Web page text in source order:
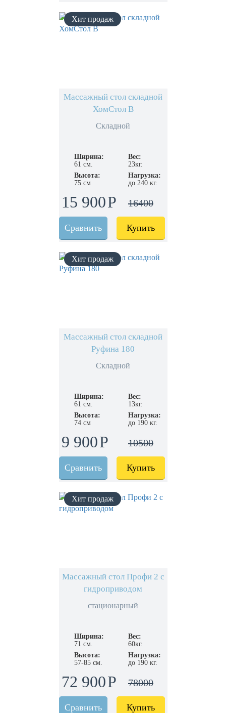
Массажный стол складной
ХомСтол B
Складной
Ширина:
61 см.
Вес:
23кг.
Высота:
75 см
Нагрузка:
до 240 кг.
15 900 16400
Сравнить Купить
Массажный стол складной
Руфина 180
Складной
Ширина:
61 см.
Вес:
13кг.
Высота:
74 см
Нагрузка:
до 190 кг.
9 900 10500
Сравнить Купить
Массажный стол Профи 2 с
гидроприводом
стационарный
Ширина:
71 см.
Вес:
60кг.
Высота:
57-85 см.
Нагрузка:
до 190 кг.
72 900 78000
Сравнить Купить